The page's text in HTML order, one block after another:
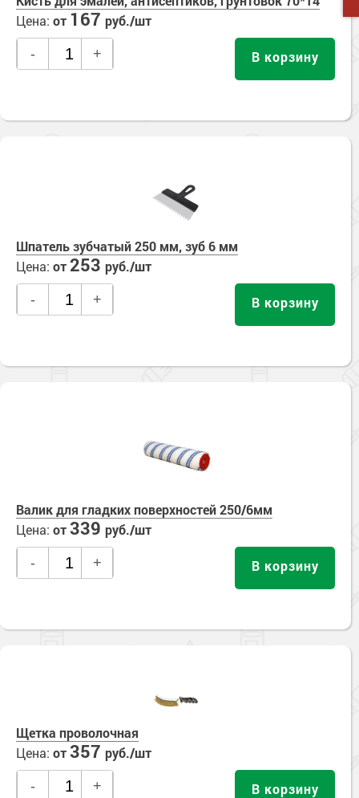
Цена: от 167 руб./шт
- + В корзину
Шпатель зубчатый 250 мм, зуб 6 мм
Цена: от253 руб./шт
- + В корзину
Валик для гладких поверхностей 250/6мм
Цена: от339 руб./шт
- + В корзину
Щетка проволочная
Цена: от357 руб./шт
- + В корзину